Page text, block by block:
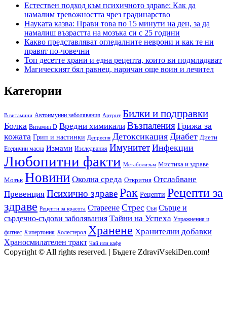
Естествен подход към психичното здраве: Как да
намалим тревожността чрез градинарство
Науката казва: Прави това по 15 минути на ден, за да
намалиш възрастта на мозъка си с 25 години
Какво представляват огледалните неврони и как те ни
правят по-човечни
Топ десетте храни и една рецепта, които ви подмладяват
Магическият бял равнец, наричан още воин и лечител
Категории
B витамини Автоимунни заболявания Артрит Билки и подправки
Болка Витамин D Вредни химикали Възпаления Грижа за
кожата Грип и настинки Депресия Детоксикация Диабет Диети
Етерични масла Измами Изследвания Имунитет Инфекции
Любопитни факти Метаболизъм Мистика и здраве
Мозък Новини Околна среда Открития Отслабване
Превенция Психично здравеРак Рецепти Рецепти за
здраве Рецепти за красота Стареене Стрес Сън Сърце и
сърдечно-съдови заболявания Тайни на Успеха Упражнения и
фитнес Хипертония Холестерол Хранене Хранителни добавки
Храносмилателен тракт Чай или кафе
Copyright © All rights reserved. Бъдете ZdraviVsekiDen.com!